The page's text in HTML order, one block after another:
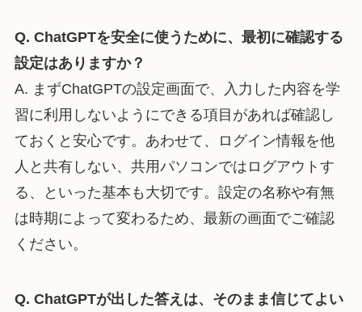
Q. ChatGPTを安全に使うために、最初に確認する
設定はありますか？
A. まずChatGPTの設定画面で、入力した内容を学
習に利用しないようにできる項目があれば確認し
ておくと安心です。あわせて、ログイン情報を他
人と共有しない、共用パソコンではログアウトす
る、といった基本も大切です。設定の名称や有無
は時期によって変わるため、最新の画面でご確認
ください。
Q. ChatGPTが出した答えは、そのまま信じてよい